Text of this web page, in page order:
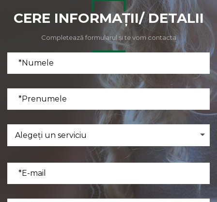
CERE INFORMAŢII/ DETALII
Completează formularul și te vom contacta
Alegeți un serviciu